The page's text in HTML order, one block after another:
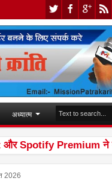
अध्यात्म
Premium ने बेहतर
2026